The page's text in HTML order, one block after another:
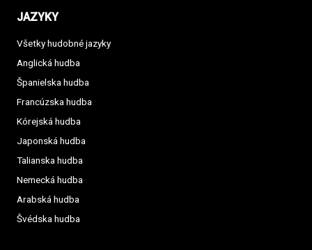
JAZYKY
Všetky hudobné jazyky
Anglická hudba
Španielska hudba
Francúzska hudba
Kórejská hudba
Japonská hudba
Talianska hudba
Nemecká hudba
Arabská hudba
Švédska hudba